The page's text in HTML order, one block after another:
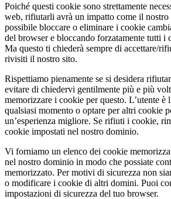
Poiché questi cookie sono strettamente
web, rifiutarli avrà un impatto come il nostro
possibile bloccare o eliminare i cookie
del browser e bloccando forzatamente tutti i
Ma questo ti chiederà sempre di accettare/
rivisiti il nostro sito.
Rispettiamo pienamente se si desidera
evitare di chiedervi gentilmente più e più
memorizzare i cookie per questo. L’utente
qualsiasi momento o optare per altri cookie
un’esperienza migliore. Se rifiuti i cookie,
cookie impostati nel nostro dominio.
Vi forniamo un elenco dei cookie
nel nostro dominio in modo che possiate
memorizzato. Per motivi di sicurezza non
o modificare i cookie di altri domini. Puoi
impostazioni di sicurezza del tuo browser.